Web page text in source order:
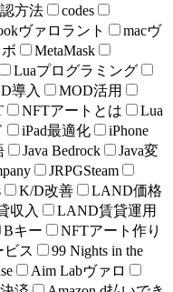
方法
codes
ヴァロラント
macヴ
MetaMask
Luaプログラミング
導入
MOD活用
NFTアートとは
Lua
iPad最適化
iPhone
Java Bedrock
Java変
JRPGSteam
K/D改善
LAND価格
収入
LAND賃貸運用
Bキー
NFTアート作り
ビス
99 Nights in the
Aim Labヴァロ